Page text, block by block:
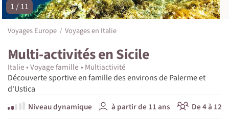
©
1 / 11
Voyages Europe Voyages en Italie
Multi-activités en Sicile
Italie Voyage famille
Multiactivité
Découverte sportive en famille des environs de Palerme et
d'Ustica
Niveau dynamique
à partir de 11 ans De 4 à 12